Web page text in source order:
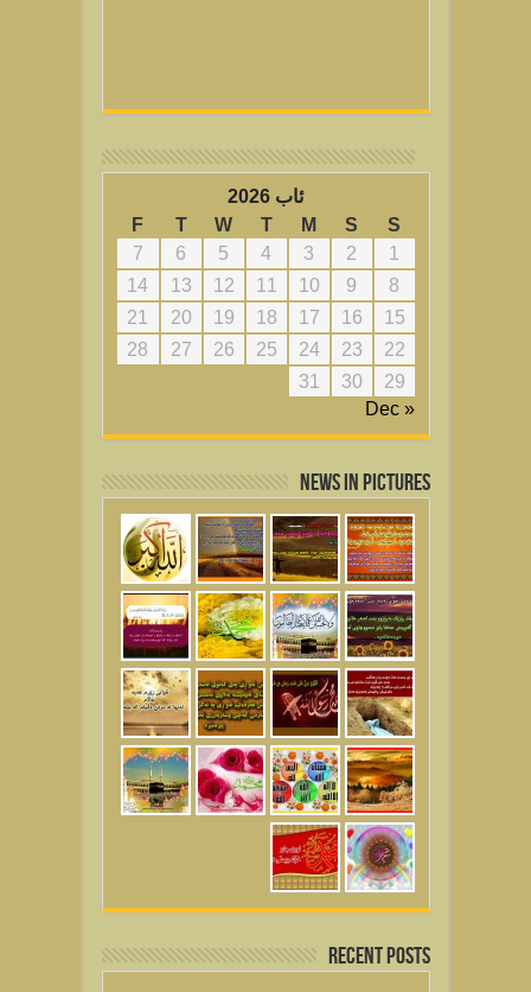
ئاب 2026
S
S
M
T
W
T
F
« Dec
1
2
3
4
5
6
7
8
9
10
11
12
13
14
15
16
17
18
19
20
21
22
23
24
25
26
27
28
29
30
31
News in Pictures
Recent Posts